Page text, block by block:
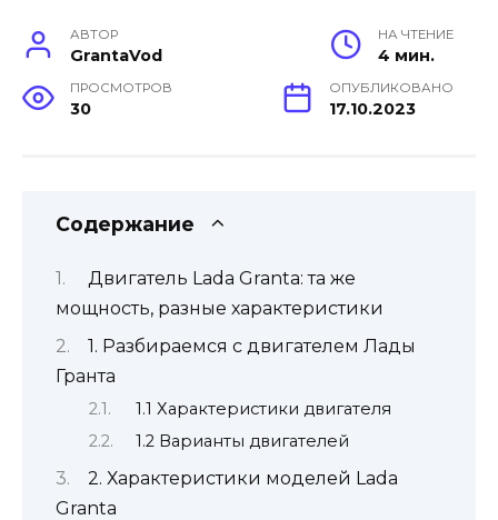
АВТОР
GrantaVod
НА ЧТЕНИЕ
4 мин.
ПРОСМОТРОВ
30
ОПУБЛИКОВАНО
17.10.2023
Содержание
Двигатель Lada Granta: та же
мощность, разные характеристики
1. Разбираемся с двигателем Лады
Гранта
1.1 Характеристики двигателя
1.2 Варианты двигателей
2. Характеристики моделей Lada
Granta